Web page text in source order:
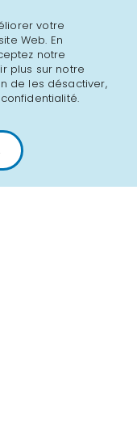
votre
Web. En
notre
plus sur notre
de les désactiver,